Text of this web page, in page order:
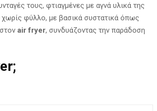
τους, φτιαγμένες με αγνά υλικά της
χωρίς φύλλο, με βασικά συστατικά όπως
air fryer, συνδυάζοντας την παράδοση